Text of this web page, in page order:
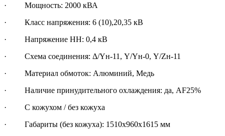
· Мощность: 2000 кВА
· Класс напряжения: 6 (10),20,35 кВ
· Напряжение НН: 0,4 кВ
· Схема соединения: Δ/Yн-11, Y/Yн-0, Y/Zн-11
· Материал обмоток: Алюминий, Медь
· Наличие принудительного охлаждения: да, AF25%
· С кожухом / без кожуха
· Габариты (без кожуха): 1510х960х1615 мм